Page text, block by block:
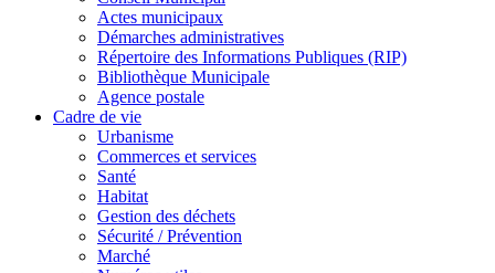
Actes municipaux
Démarches administratives
Répertoire des Informations Publiques (RIP)
Bibliothèque Municipale
Agence postale
Cadre de vie
Urbanisme
Commerces et services
Santé
Habitat
Gestion des déchets
Sécurité / Prévention
Marché